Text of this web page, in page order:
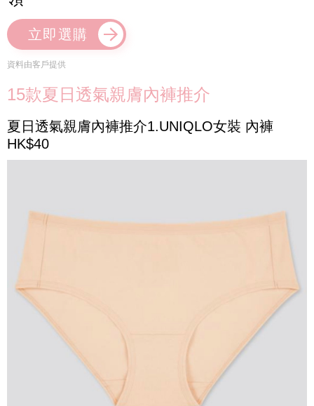
立即選購
資料由客戶提供
15款夏日透氣親膚內褲推介
夏日透氣親膚內褲推介1.UNIQLO女裝 內褲
HK$40